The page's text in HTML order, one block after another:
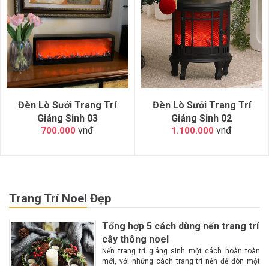
Đèn Lò Sưởi Trang Trí
Giáng Sinh 03
700.000 vnđ
Đèn Lò Sưởi Trang Trí
Giáng Sinh 02
1.100.000 vnđ
Trang Trí Noel Đẹp
Tổng hợp 5 cách dùng nến trang trí
cây thông noel
Nến trang trí giáng sinh một cách hoàn toàn
mới, với những cách trang trí nến để đón một